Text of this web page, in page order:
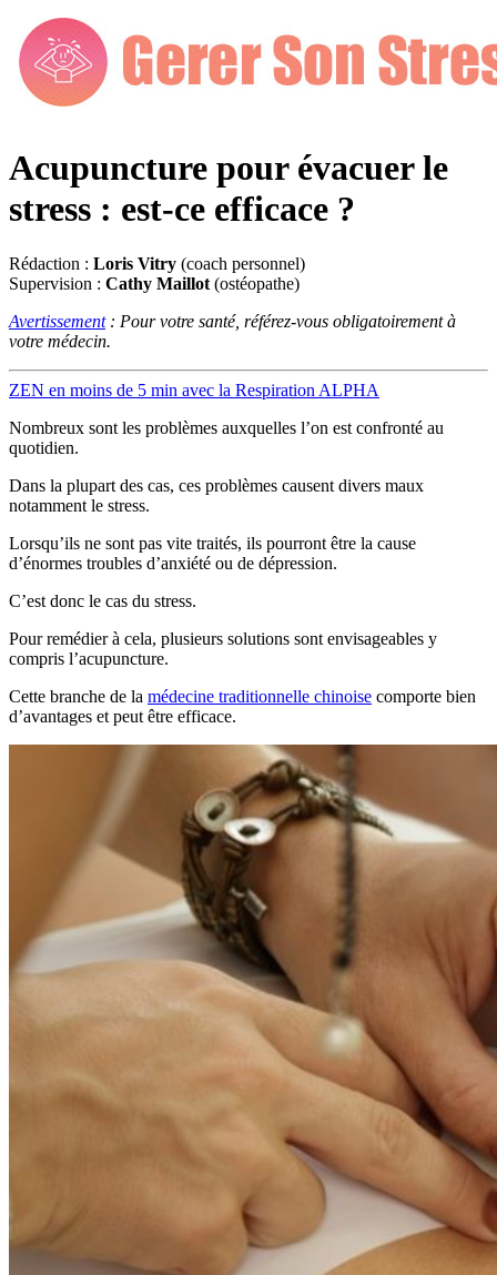
Acupuncture pour évacuer le
stress : est-ce efficace ?
Rédaction : Loris Vitry (coach personnel)
Supervision : Cathy Maillot (ostéopathe)
Avertissement: Pour votre santé, référez-vous obligatoirement à
votre médecin.
ZEN en moins de 5 min avec la Respiration ALPHA
Nombreux sont les problèmes auxquelles l’on est confronté au
quotidien.
Dans la plupart des cas, ces problèmes causent divers maux
notamment le stress.
Lorsqu’ils ne sont pas vite traités, ils pourront être la cause
d’énormes troubles d’anxiété ou de dépression.
C’est donc le cas du stress.
Pour remédier à cela, plusieurs solutions sont envisageables y
compris l’acupuncture.
Cette branche de la médecine traditionnelle chinoise comporte bien
d’avantages et peut être efficace.